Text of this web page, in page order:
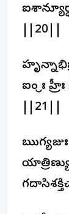
||20||
ఐం శ్రీః
||21||